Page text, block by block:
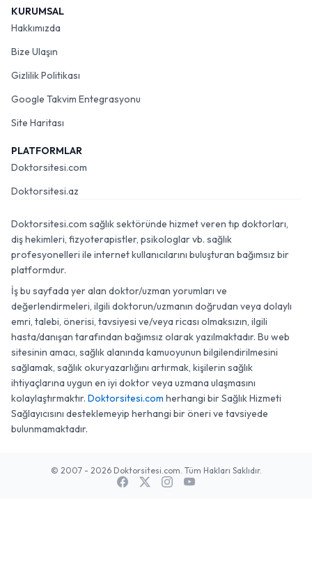
KURUMSAL
Hakkımızda
Bize Ulaşın
Gizlilik Politikası
Google Takvim Entegrasyonu
Site Haritası
PLATFORMLAR
Doktorsitesi.com
Doktorsitesi.az
Doktorsitesi.com sağlık sektöründe hizmet veren tıp doktorları,
diş hekimleri, fizyoterapistler, psikologlar vb. sağlık
profesyonelleri ile internet kullanıcılarını buluşturan bağımsız bir
platformdur.
İş bu sayfada yer alan doktor/uzman yorumları ve
değerlendirmeleri, ilgili doktorun/uzmanın doğrudan veya dolaylı
emri, talebi, önerisi, tavsiyesi ve/veya ricası olmaksızın, ilgili
hasta/danışan tarafından bağımsız olarak yazılmaktadır. Bu web
sitesinin amacı, sağlık alanında kamuoyunun bilgilendirilmesini
sağlamak, sağlık okuryazarlığını artırmak, kişilerin sağlık
ihtiyaçlarına uygun en iyi doktor veya uzmana ulaşmasını
kolaylaştırmaktır. Doktorsitesi.com herhangi bir Sağlık Hizmeti
Sağlayıcısını desteklemeyip herhangi bir öneri ve tavsiyede
bulunmamaktadır.
© 2007 - 2026 Doktorsitesi.com. Tüm Hakları Saklıdır.